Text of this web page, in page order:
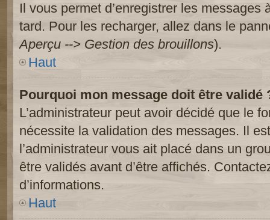
Il vous permet d’enregistrer les messages
tard. Pour les recharger, allez dans le
Aperçu --> Gestion des brouillons).
Haut
Pourquoi mon message doit être validé
L’administrateur peut avoir décidé que le
nécessite la validation des messages. Il
l’administrateur vous ait placé dans un
être validés avant d’être affichés.
d’informations.
Haut